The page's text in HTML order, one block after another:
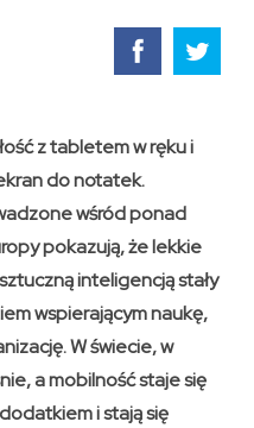
z tabletem w ręku i
do notatek.
wśród ponad
pokazują, że lekkie
inteligencją stały
wspierającym naukę,
W świecie, w
a mobilność staje się
i stają się